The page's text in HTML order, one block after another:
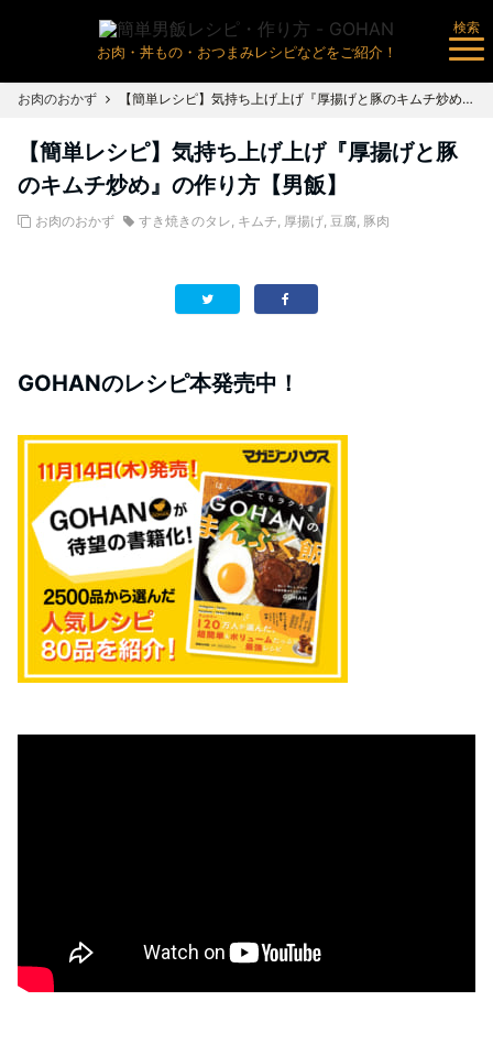
お肉・丼もの・おつまみレシピなどをご紹介！
検索
お肉のおかず 【簡単レシピ】気持ち上げ上げ『厚揚げと豚のキムチ炒め』の作り方【男飯】
【簡単レシピ】気持ち上げ上げ『厚揚げと豚
のキムチ炒め』の作り方【男飯】
お肉のおかず すき焼きのタレ, キムチ, 厚揚げ, 豆腐, 豚肉
GOHANのレシピ本発売中！